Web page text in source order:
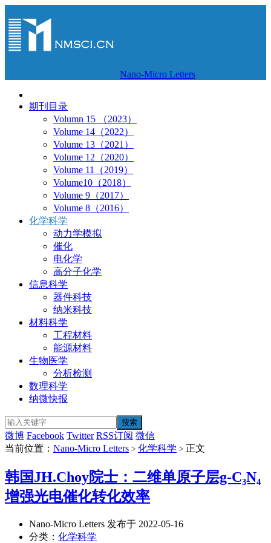
Nano-Micro Letters
期刊目录
Volumn 15 （2023）
Volume 14（2022）
Volume 13（2021）
Volume 12（2020）
Volume 11（2019）
Volume10（2018）
Volume 9（2017）
Volume 8（2016）
化学科学
动力学模拟
催化
电化学
高分子化学
信息科学
器件科技
纳米科技
材料科学
工程材料
能源材料
生物医学
分析检测
数理科学
纳微快报
微博 Facebook Twitter RSS订阅 微信
当前位置： Nano-Micro Letters > 化学科学 > 正文
韩国JH.Choy院士：二维单原子层g-C₃N₄
增强光电催化转化效率
Nano-Micro Letters 发布于 2022-05-16
分类： 化学科学